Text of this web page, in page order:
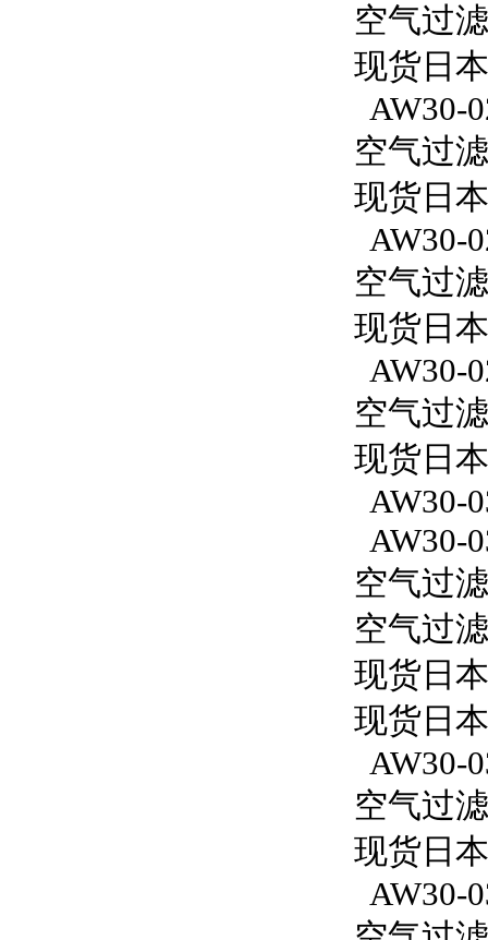
空气过
现货日
AW30-
空气过
现货日
AW30-
空气过
现货日
AW30-
空气过
现货日
AW30-
AW30-
空气过
空气过
现货日
现货日
AW30-
空气过
现货日
AW30-